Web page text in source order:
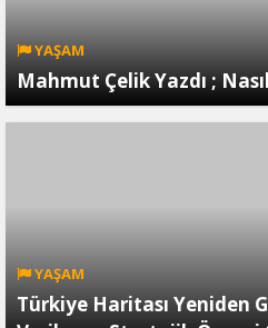
YAŞAM
Mahmut Çelik Yazdı ;
YAŞAM
Türkiye Haritası Yeniden